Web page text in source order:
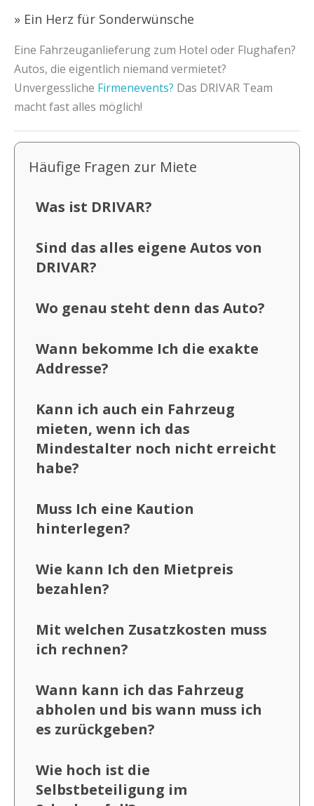
» Ein Herz für Sonderwünsche
Eine Fahrzeuganlieferung zum Hotel oder Flughafen?
Autos, die eigentlich niemand vermietet?
Unvergessliche Firmenevents? Das DRIVAR Team
macht fast alles möglich!
Häufige Fragen zur Miete
Was ist DRIVAR?
Sind das alles eigene Autos von
DRIVAR?
Wo genau steht denn das Auto?
Wann bekomme Ich die exakte
Addresse?
Kann ich auch ein Fahrzeug
mieten, wenn ich das
Mindestalter noch nicht erreicht
habe?
Muss Ich eine Kaution
hinterlegen?
Wie kann Ich den Mietpreis
bezahlen?
Mit welchen Zusatzkosten muss
ich rechnen?
Wann kann ich das Fahrzeug
abholen und bis wann muss ich
es zurückgeben?
Wie hoch ist die
Selbstbeteiligung im